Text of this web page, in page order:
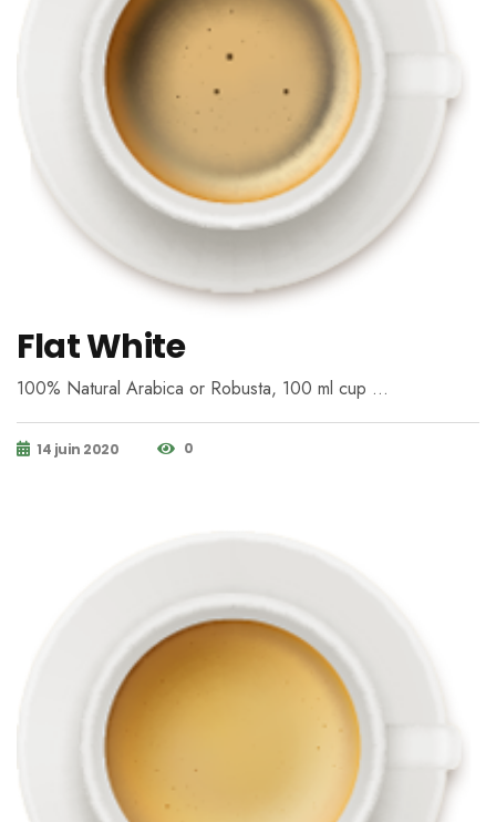
Flat White
100% Natural Arabica or Robusta, 100 ml cup …
14 juin 2020 0